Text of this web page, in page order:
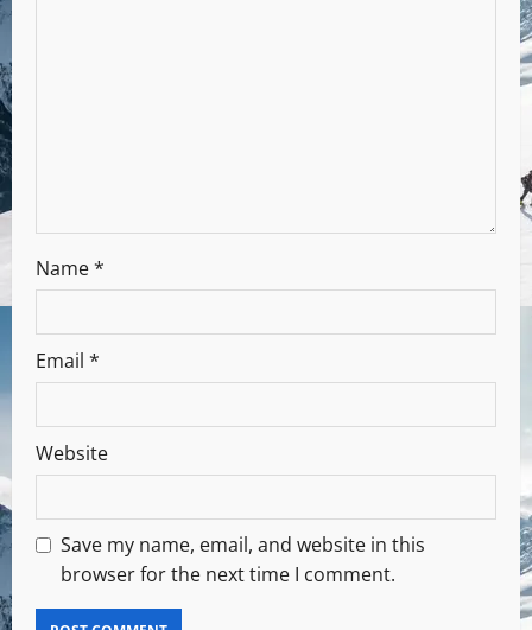
Name*
Email *
Website
Save my name, email, and website in this
browser for the next time I comment.